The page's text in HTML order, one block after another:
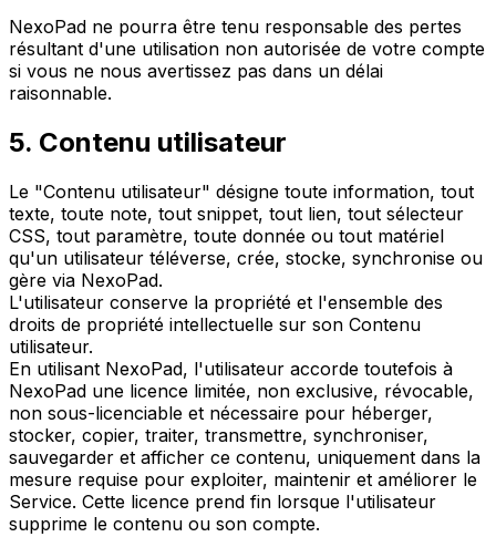
NexoPad ne pourra être tenu responsable des pertes
résultant d'une utilisation non autorisée de votre compte
si vous ne nous avertissez pas dans un délai
raisonnable.
5. Contenu utilisateur
Le "Contenu utilisateur" désigne toute information, tout
texte, toute note, tout snippet, tout lien, tout sélecteur
CSS, tout paramètre, toute donnée ou tout matériel
qu'un utilisateur téléverse, crée, stocke, synchronise ou
gère via NexoPad.
L'utilisateur conserve la propriété et l'ensemble des
droits de propriété intellectuelle sur son Contenu
utilisateur.
En utilisant NexoPad, l'utilisateur accorde toutefois à
NexoPad une licence limitée, non exclusive, révocable,
non sous-licenciable et nécessaire pour héberger,
stocker, copier, traiter, transmettre, synchroniser,
sauvegarder et afficher ce contenu, uniquement dans la
mesure requise pour exploiter, maintenir et améliorer le
Service. Cette licence prend fin lorsque l'utilisateur
supprime le contenu ou son compte.